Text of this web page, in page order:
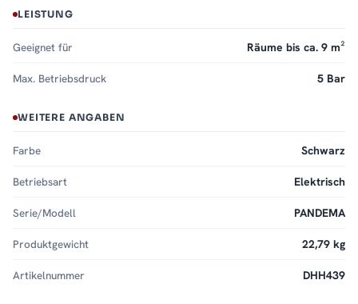
LEISTUNG
Geeignet für Räume bis ca. 9 m²
Max. Betriebsdruck 5 Bar
WEITERE ANGABEN
Farbe Schwarz
Betriebsart Elektrisch
Serie/Modell PANDEMA
Produktgewicht 22,79 kg
Artikelnummer DHH439